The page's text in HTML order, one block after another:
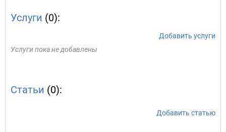
Услуги (0):
Добавить услуги
Услуги пока не добавлены
Статьи (0):
Добавить статью